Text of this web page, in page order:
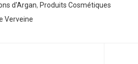
d'Argan, Produits Cosmétiques
Verveine